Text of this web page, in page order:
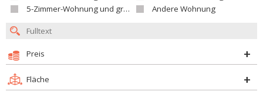
5-Zimmer-Wohnung und größer
Andere Wohnung
Preis
Fläche